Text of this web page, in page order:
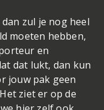
zul je nog heel
moeten hebben,
en
dat lukt, dan kun
jouw pak geen
ziet er op de